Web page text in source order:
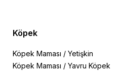
Köpek
Köpek Maması /Yetişkin
Köpek Maması /Yavru Köpek